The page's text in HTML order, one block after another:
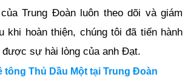
Trung Đoàn luôn theo dõi và giám
khi hoàn thiện, chúng tôi đã tiến hành
được sự hài lòng của anh Đạt.
tông Thủ Dầu Một tại Trung Đoàn